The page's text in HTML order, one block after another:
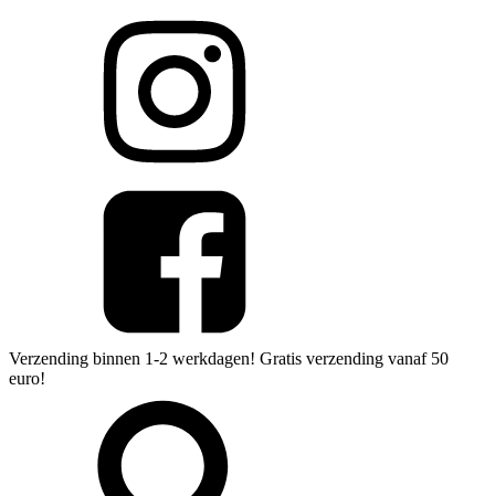
Verzending binnen 1-2 werkdagen! Gratis verzending vanaf 50
euro!